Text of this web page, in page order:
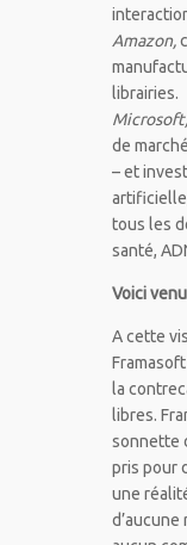
Amazon,
librairies.
Microsoft,
de
– et
tous les
santé,
Voici
A cette
la
libres.
sonnette
pris pour
une